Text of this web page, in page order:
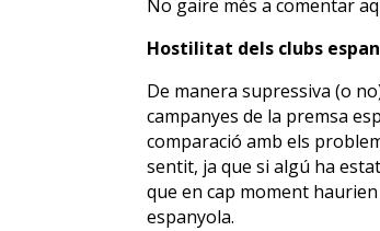
No gaire més a comentar
Hostilitat dels clubs
De manera supressiva (o
campanyes de la premsa
comparació amb els
sentit, ja que si algú ha
que en cap moment
espanyola.